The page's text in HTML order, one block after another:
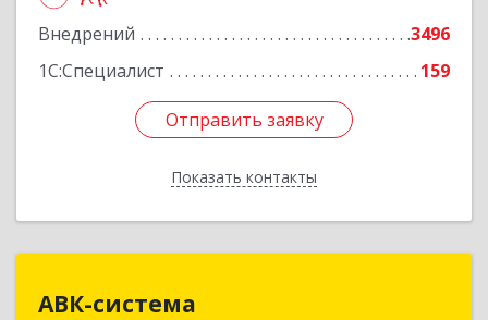
Внедрений
3496
1С:Специалист
159
Отправить заявку
Показать контакты
Отправить заявку
Назад
АВК-система